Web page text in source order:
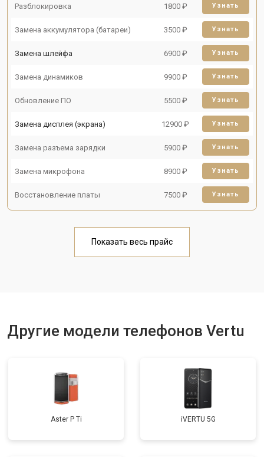
Разблокировка 1800 ₽ Узнать
Замена аккумулятора (батареи) 3500 ₽ Узнать
Замена шлейфа 6900 ₽ Узнать
Замена динамиков 9900 ₽ Узнать
Обновление ПО 5500 ₽ Узнать
Замена дисплея (экрана) 12900 ₽ Узнать
Замена разъема зарядки 5900 ₽ Узнать
Замена микрофона 8900 ₽ Узнать
Восстановление платы 7500 ₽ Узнать
Показать весь прайс
Другие модели телефонов Vertu
Aster P Ti iVERTU 5G